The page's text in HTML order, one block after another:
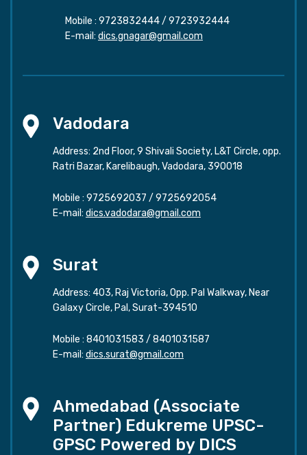
Mobile : 9723832444/ 9723932444
E-mail: dics.gnagar@gmail.com
Vadodara
Address: 2nd Floor, 9 Shivali Society, L&T Circle, opp.
Ratri Bazar, Karelibaugh, Vadodara, 390018
Mobile : 9725692037 / 9725692054
E-mail: dics.vadodara@gmail.com
Surat
Address: 403, Raj Victoria, Opp. Pal Walkway, Near
Galaxy Circle, Pal, Surat-394510
Mobile : 8401031583 / 8401031587
E-mail: dics.surat@gmail.com
Ahmedabad (Associate
Partner) Edukreme UPSC-
GPSC Powered by DICS